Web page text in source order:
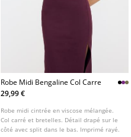
Robe Midi Bengaline Col Carre
29,99 €
Robe midi cintrée en viscose mélangée.
Col carré et bretelles. Détail drapé sur le
côté avec split dans le bas. Imprimé rayé.